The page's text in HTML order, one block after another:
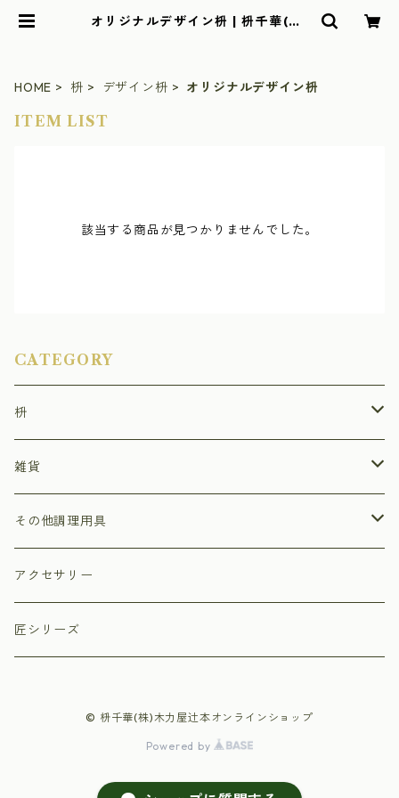
オリジナルデザイン枡 | 枡千華(株)
HOME 枡 デザイン枡 オリジナルデザイン枡
ITEM LIST
該当する商品が見つかりませんでした。
CATEGORY
枡
ひのき枡
杉枡
デザイン枡
福枡
プリザーブドフラワーアレンジ枡
雑貨
ストラップ
小物入れ
ペン立て
その他調理用具
まな板
押しずし型
アクセサリー
匠シリーズ
© 枡千華(株)木力屋辻本オンラインショップ
Powered by